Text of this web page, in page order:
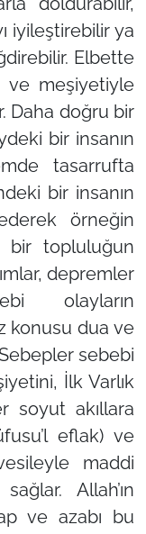
iyileştirebilir ya
Elbette
ve meşiyetiyle
Daha doğru bir
bir insanın
tasarrufta
bir insanın
örneğin
bir topluluğun
depremler
olayların
konusu dua ve
sebebi
İlk Varlık
soyut akıllara
eflak) ve
maddi
Allah’ın
ve azabı bu